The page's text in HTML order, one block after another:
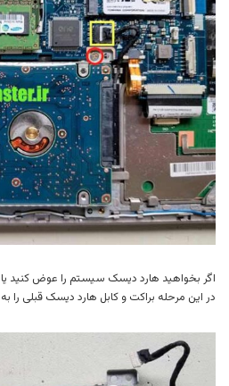
در این مرحله براکت و کابل هارد دیسک قبلی را